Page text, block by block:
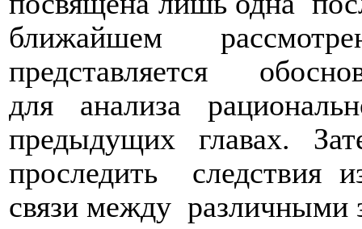
ближайшем
представляется
для анализа
предыдущих главах.
проследить
следствия
связи между различными